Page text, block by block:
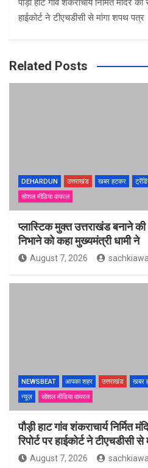
पौड़ी हाट गांव शंकराचार्य निर्मित मंदिर की
हाईकोर्ट ने टीएचडीसी से मांगा शपथ पत्र
Related Posts
DEHARDUN उत्तराखंड खबर हटकर
सोशल मीडिया वायरल
प्लास्टिक मुक्त उत्तराखंड बनाने की
निभाने को कहा मुख्यमंत्री धामी ने
August 7, 2026
NEWSBEAT आपका शहर उत्तराखंड खबर
न्यूज़
सोशल मीडिया वायरल
पौड़ी हाट गांव शंकराचार्य निर्मित
रिपोर्ट पर हाईकोर्ट ने टीएचडीसी
August 7, 2026